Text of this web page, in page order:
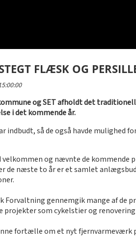
FLÆSK OG
og SET afholdt det
i det kommende år.
indbudt, så de også havde
velkommen og nævnte de
de næste to år er et samlet
gennemgik mange af de
projekter som cykelstier og
fortælle om et nyt fjernvarmeværk